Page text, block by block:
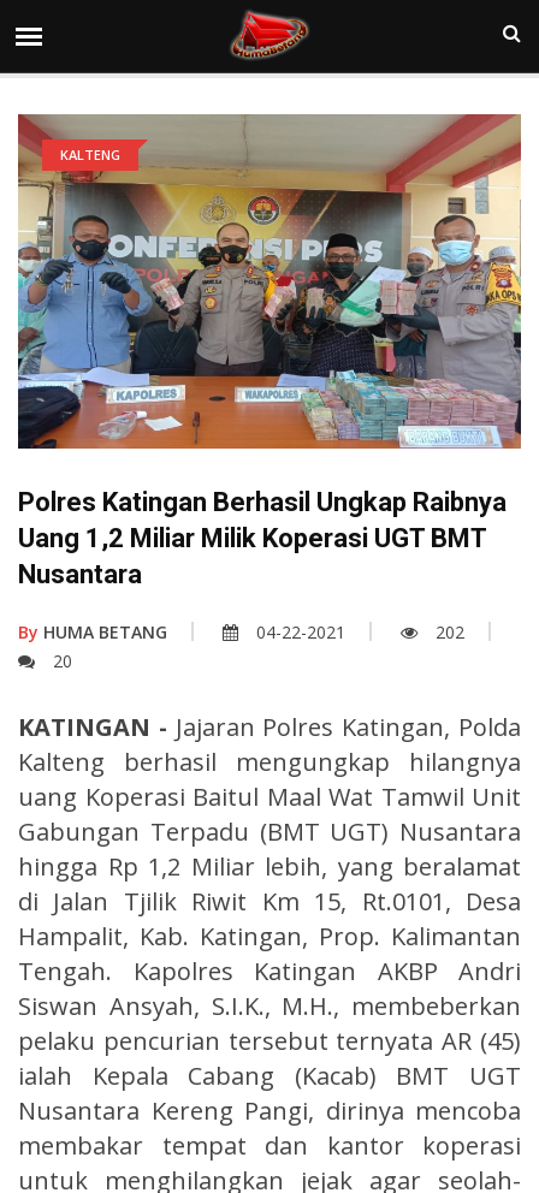
KALTENG
Polres Katingan Berhasil Ungkap Raibnya
Uang 1,2 Miliar Milik Koperasi UGT BMT
Nusantara
By HUMA BETANG 04-22-2021
202
20
KATINGAN - Jajaran Polres Katingan, Polda
Kalteng berhasil mengungkap hilangnya
uang Koperasi Baitul Maal Wat Tamwil Unit
Gabungan Terpadu (BMT UGT) Nusantara
hingga Rp 1,2 Miliar lebih, yang beralamat
di Jalan Tjilik Riwit Km 15, Rt.0101, Desa
Hampalit, Kab. Katingan, Prop. Kalimantan
Tengah. Kapolres Katingan AKBP Andri
Siswan Ansyah, S.I.K., M.H., membeberkan
pelaku pencurian tersebut ternyata AR (45)
ialah Kepala Cabang (Kacab) BMT UGT
Nusantara Kereng Pangi, dirinya mencoba
membakar tempat dan kantor koperasi
untuk menghilangkan jejak agar seolah-